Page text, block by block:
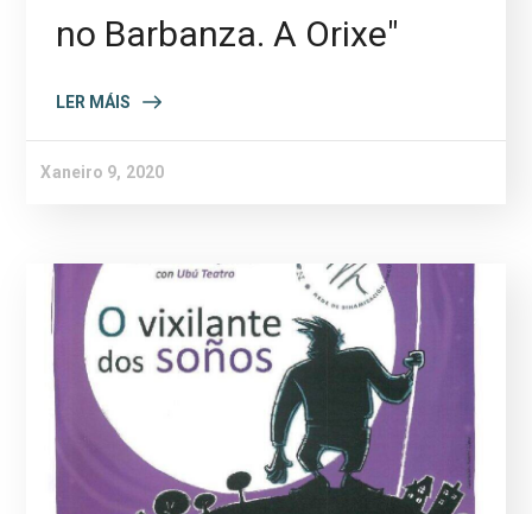
no Barbanza. A Orixe"
LER MÁIS
Xaneiro 9, 2020